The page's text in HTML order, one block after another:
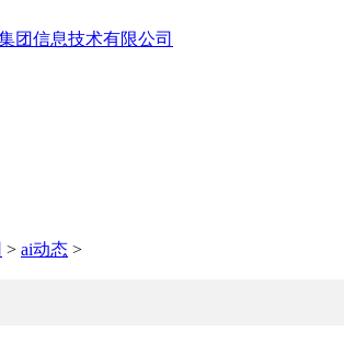
> ai动态 >